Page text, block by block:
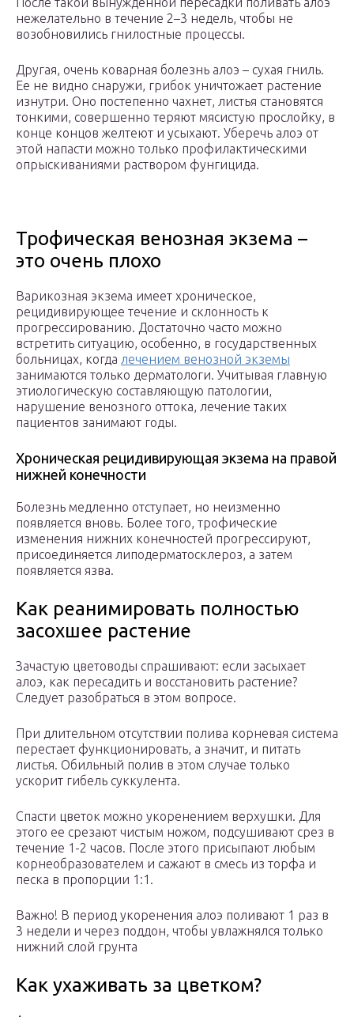
нежелательно в течение 2–3 недель, чтобы не
возобновились гнилостные процессы.
Другая, очень коварная болезнь алоэ – сухая гниль.
Ее не видно снаружи, грибок уничтожает растение
изнутри. Оно постепенно чахнет, листья становятся
тонкими, совершенно теряют мясистую прослойку, в
конце концов желтеют и усыхают. Уберечь алоэ от
этой напасти можно только профилактическими
опрыскиваниями раствором фунгицида.
Трофическая венозная экзема –
это очень плохо
Варикозная экзема имеет хроническое,
рецидивирующее течение и склонность к
прогрессированию. Достаточно часто можно
встретить ситуацию, особенно, в государственных
больницах, когда лечением венозной экземы
занимаются только дерматологи. Учитывая главную
этиологическую составляющую патологии,
нарушение венозного оттока, лечение таких
пациентов занимают годы.
Хроническая рецидивирующая экзема на правой
нижней конечности
Болезнь медленно отступает, но неизменно
появляется вновь. Более того, трофические
изменения нижних конечностей прогрессируют,
присоединяется липодерматосклероз, а затем
появляется язва.
Как реанимировать полностью
засохшее растение
Зачастую цветоводы спрашивают: если засыхает
алоэ, как пересадить и восстановить растение?
Следует разобраться в этом вопросе.
При длительном отсутствии полива корневая система
перестает функционировать, а значит, и питать
листья. Обильный полив в этом случае только
ускорит гибель суккулента.
Спасти цветок можно укоренением верхушки. Для
этого ее срезают чистым ножом, подсушивают срез в
течение 1-2 часов. После этого присыпают любым
корнеобразователем и сажают в смесь из торфа и
песка в пропорции 1:1.
Важно! В период укоренения алоэ поливают 1 раз в
3 недели и через поддон, чтобы увлажнялся только
нижний слой грунта
Как ухаживать за цветком?